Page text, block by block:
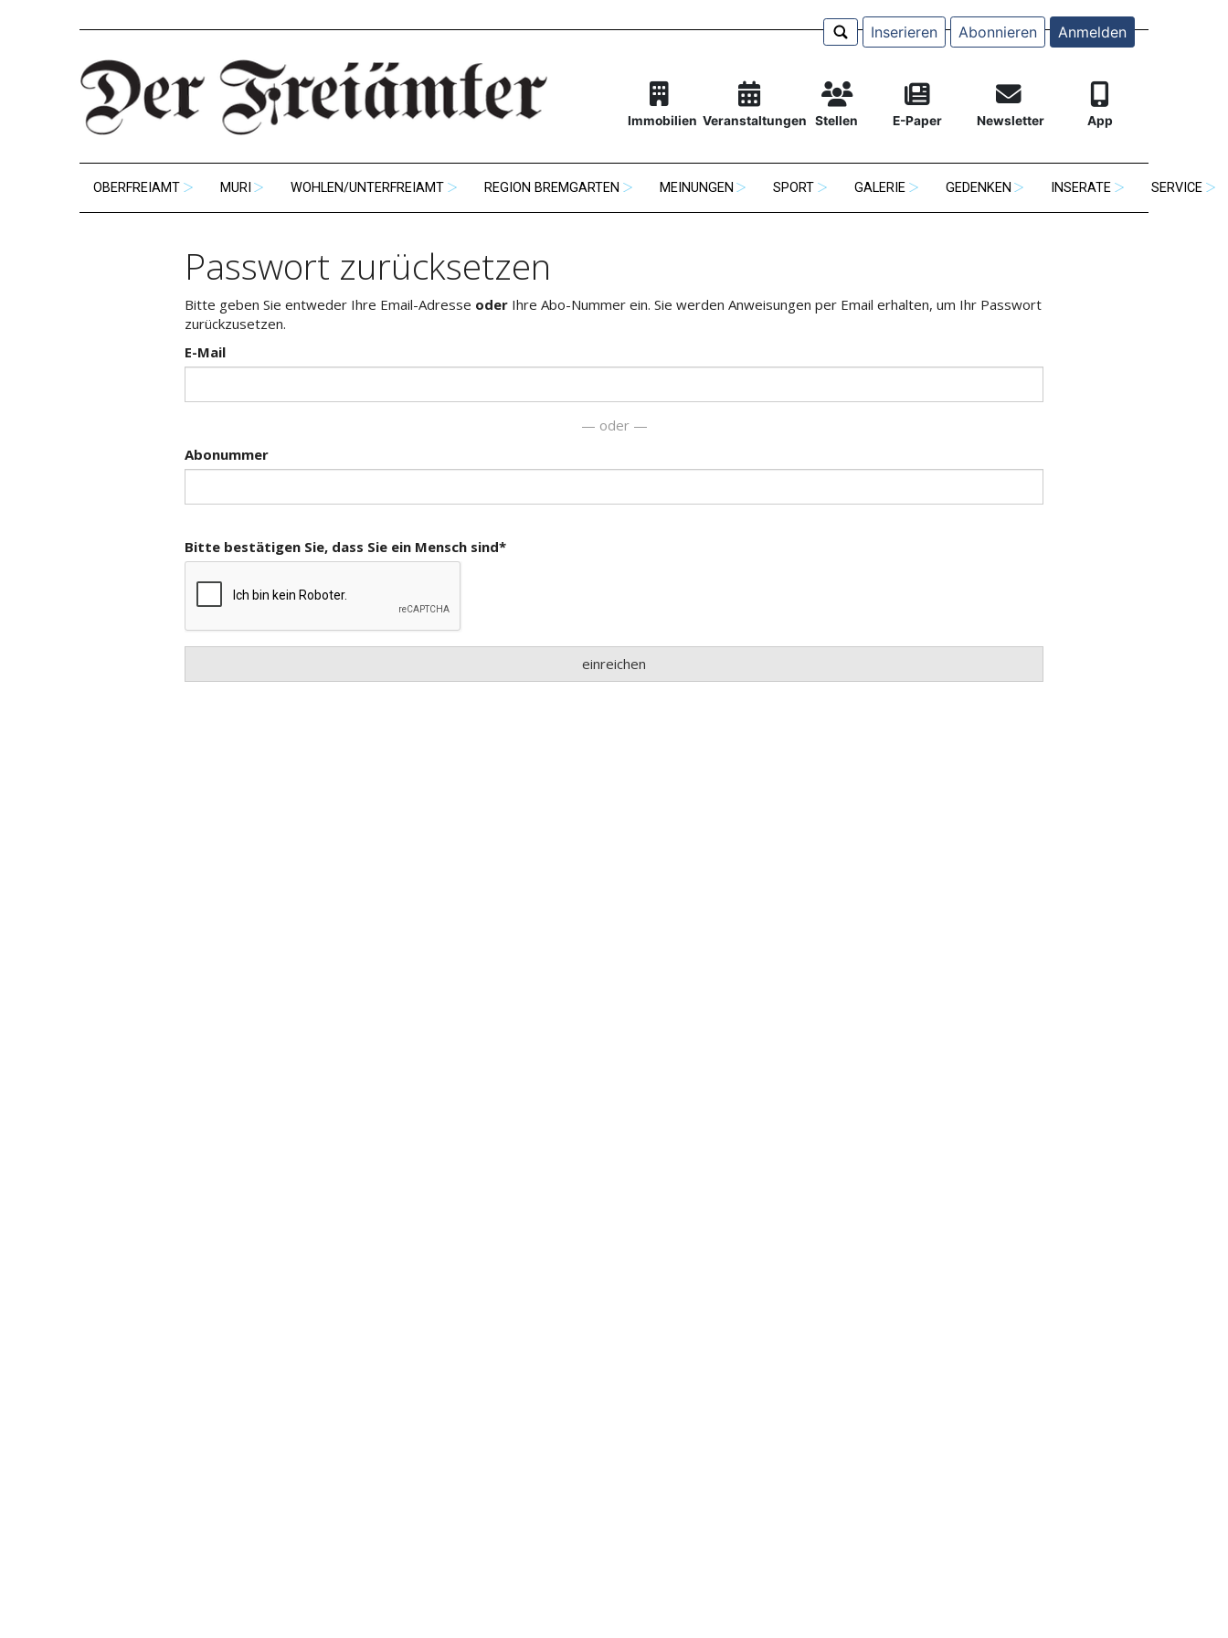
Inserieren Abonnieren Anmelden
Immobilien Veranstaltungen Stellen E-Paper Newsletter App
OBERFREIAMT MURI WOHLEN/UNTERFREIAMT REGION BREMGARTEN MEINUNGEN SPORT GALERIE GEDENKEN INSERATE SERVICE